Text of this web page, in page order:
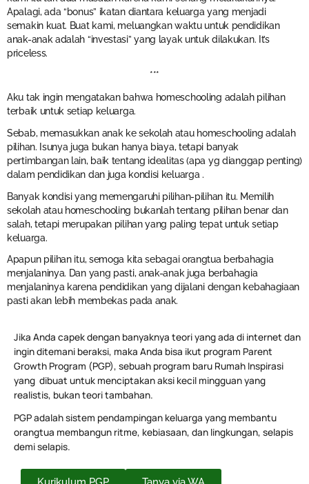
Apalagi, ada “bonus” ikatan diantara keluarga yang menjadi
semakin kuat. Buat kami, meluangkan waktu untuk pendidikan
anak-anak adalah “investasi” yang layak untuk dilakukan. It’s
priceless.
***
Aku tak ingin mengatakan bahwa homeschooling adalah pilihan
terbaik untuk setiap keluarga.
Sebab, memasukkan anak ke sekolah atau homeschooling adalah
pilihan. Isunya juga bukan hanya biaya, tetapi banyak
pertimbangan lain, baik tentang idealitas (apa yg dianggap penting)
dalam pendidikan dan juga kondisi keluarga .
Banyak kondisi yang memengaruhi pilihan-pilihan itu. Memilih
sekolah atau homeschooling bukanlah tentang pilihan benar dan
salah, tetapi merupakan pilihan yang paling tepat untuk setiap
keluarga.
Apapun pilihan itu, semoga kita sebagai orangtua berbahagia
menjalaninya. Dan yang pasti, anak-anak juga berbahagia
menjalaninya karena pendidikan yang dijalani dengan kebahagiaan
pasti akan lebih membekas pada anak.
Jika Anda capek dengan banyaknya teori yang ada di internet dan
ingin ditemani beraksi, maka Anda bisa ikut program Parent
Growth Program (PGP), sebuah program baru Rumah Inspirasi
yang dibuat untuk menciptakan aksi kecil mingguan yang
realistis, bukan teori tambahan.
PGP adalah sistem pendampingan keluarga yang membantu
orangtua membangun ritme, kebiasaan, dan lingkungan, selapis
demi selapis.